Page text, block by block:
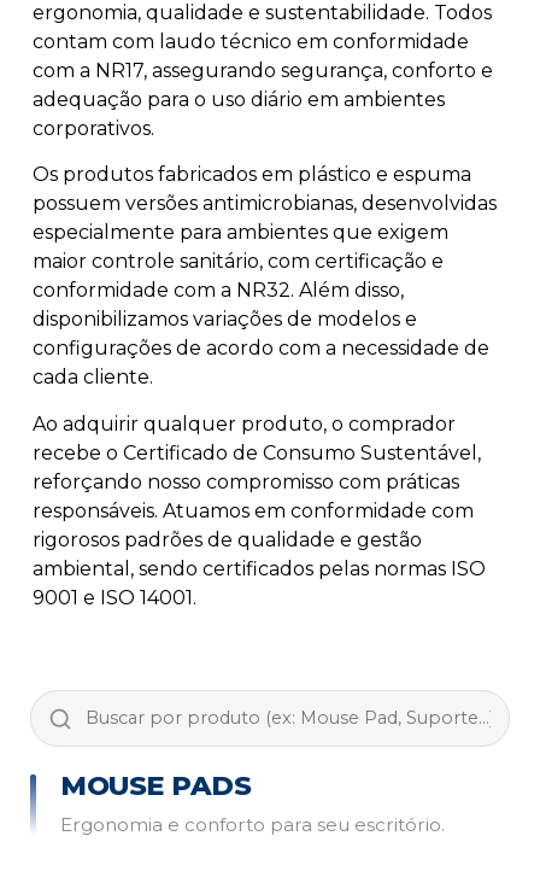
ergonomia, qualidade e sustentabilidade. Todos
contam com laudo técnico em conformidade
com a NR17, assegurando segurança, conforto e
adequação para o uso diário em ambientes
corporativos.
Os produtos fabricados em plástico e espuma
possuem versões antimicrobianas, desenvolvidas
especialmente para ambientes que exigem
maior controle sanitário, com certificação e
conformidade com a NR32. Além disso,
disponibilizamos variações de modelos e
configurações de acordo com a necessidade de
cada cliente.
Ao adquirir qualquer produto, o comprador
recebe o Certificado de Consumo Sustentável,
reforçando nosso compromisso com práticas
responsáveis. Atuamos em conformidade com
rigorosos padrões de qualidade e gestão
ambiental, sendo certificados pelas normas ISO
9001 e ISO 14001.
MOUSE PADS
Ergonomia e conforto para seu escritório.